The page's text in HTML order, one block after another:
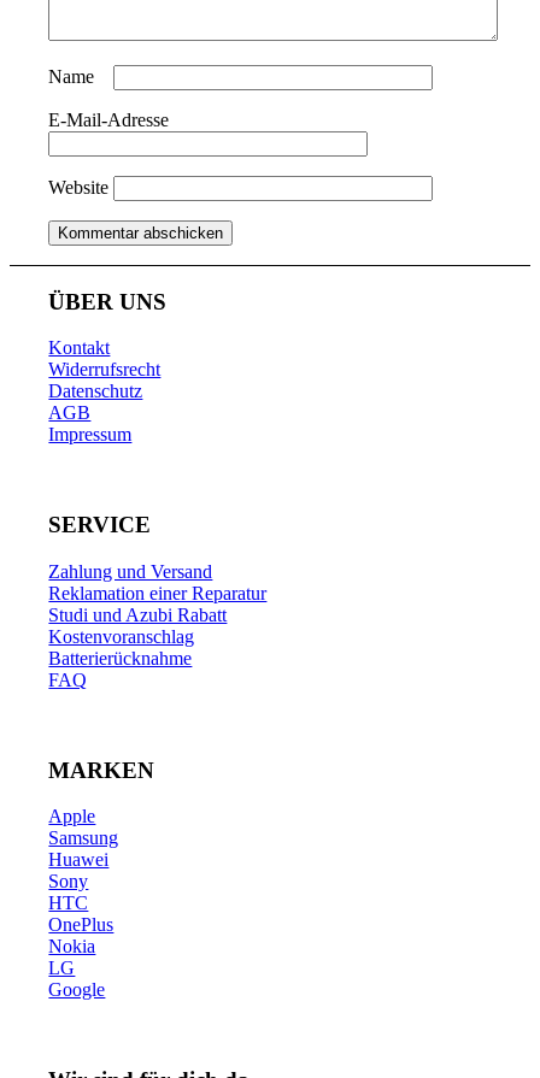
Name
E-Mail-Adresse
Website
ÜBER UNS
Kontakt
Widerrufsrecht
Datenschutz
AGB
Impressum
SERVICE
Zahlung und Versand
Reklamation einer Reparatur
Studi und Azubi Rabatt
Kostenvoranschlag
Batterierücknahme
FAQ
MARKEN
Apple
Samsung
Huawei
Sony
HTC
OnePlus
Nokia
LG
Google